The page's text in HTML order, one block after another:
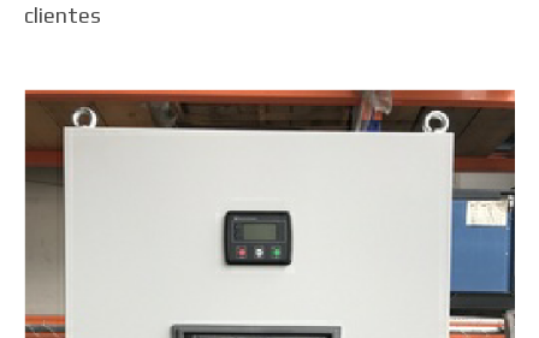
clientes